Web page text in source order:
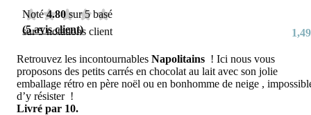
Noté4.80 sur 5 basé
sur5notations client
(5avis client) 1,49
Retrouvez les incontournables Napolitains ! Ici nous vous
proposons des petits carrés en chocolat au lait avec son jolie
emballage rétro en père noël ou en bonhomme de neige ,
d’y résister !
Livré par 10.